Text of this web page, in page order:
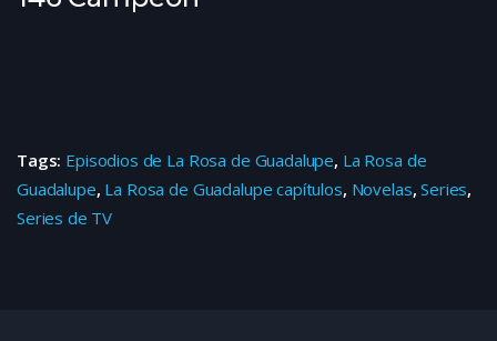
Tags: Episodios de La Rosa de Guadalupe, La Rosa de
Guadalupe, La Rosa de Guadalupe capítulos, Novelas,Series,
Series de TV